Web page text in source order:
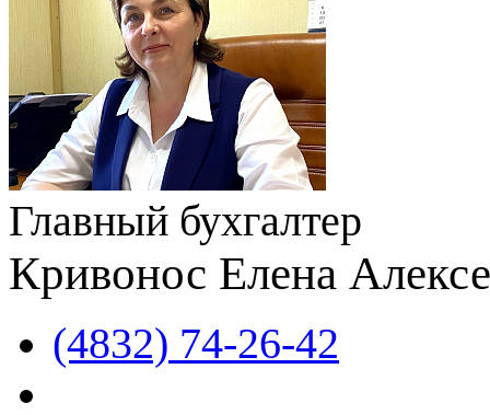
Главный бухгалтер
Кривонос Елена
(4832) 74-26-42